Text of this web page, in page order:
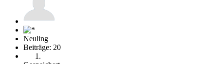
Neuling
Beiträge: 20